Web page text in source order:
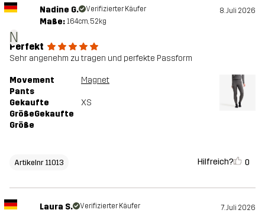
N
Nadine G. Verifizierter Käufer 8. Juli 2026
Maße: 164cm, 52kg
Perfekt
Sehr angenehm zu tragen und perfekte Passform
Movement
Pants
Magnet
Gekaufte
GrößeGekaufte
Größe
XS
Artikelnr 11013 Hilfreich? 0
Laura S. Verifizierter Käufer 7. Juli 2026